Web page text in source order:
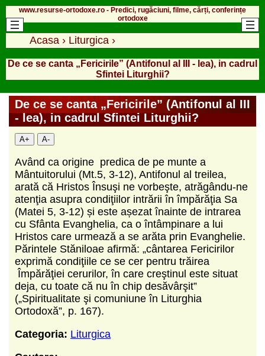
www.resurse-ortodoxe.ro - Predici, rugăciuni, filme, cărți, conferințe
ortodoxe
Acasa › Liturgica ›
De ce se canta „Fericirile” (Antifonul al III - lea), in cadrul
Sfintei Liturghii?
De ce se canta „Fericirile” (Antifonul al III
- lea), in cadrul Sfintei Liturghii?
A+ A-
Având ca origine predica de pe munte a
Mântuitorului (Mt.5, 3-12), Antifonul al treilea,
arată că Hristos Însuşi ne vorbeşte, atrăgându-ne
atenţia asupra condiţiilor intrării în împărăţia Sa
(Matei 5, 3-12) și este așezat înainte de intrarea
cu Sfânta Evanghelia, ca o întâmpinare a lui
Hristos care urmează a se arăta prin Evanghelie.
Părintele Stăniloae afirmă: „cântarea Fericirilor
exprimă condiţiile ce se cer pentru trăirea
Împărăţiei cerurilor, în care creştinul este situat
deja, cu toate că nu în chip desăvârşit”
(„Spiritualitate şi comuniune în Liturghia
Ortodoxă”, p. 167).
Categoria: Liturgica